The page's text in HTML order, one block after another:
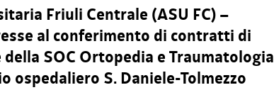
Friuli Centrale (ASU FC) –
al conferimento di contratti di
SOC Ortopedia e Traumatologia
ospedaliero S. Daniele-Tolmezzo